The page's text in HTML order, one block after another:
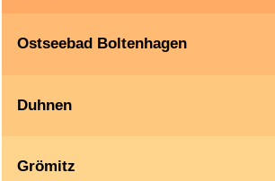
Ostseebad Boltenhagen
Duhnen
Grömitz